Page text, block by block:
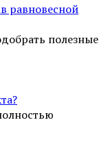
равновесной
полезные